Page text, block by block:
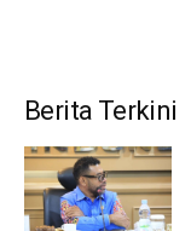
Berita Terkini